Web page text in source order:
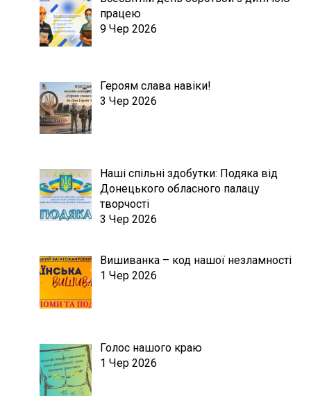
працею
9 Чер 2026
Героям слава навіки!
3 Чер 2026
Наші спільні здобутки: Подяка від
Донецького обласного палацу
творчості
3 Чер 2026
Вишиванка – код нашої незламності
1 Чер 2026
Голос нашого краю
1 Чер 2026